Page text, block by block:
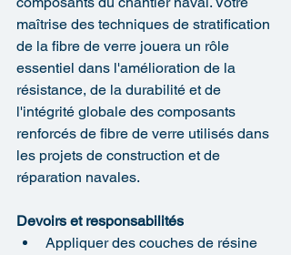
maîtrise des techniques de stratification
de la fibre de verre jouera un rôle
essentiel dans l'amélioration de la
résistance, de la durabilité et de
l'intégrité globale des composants
renforcés de fibre de verre utilisés dans
les projets de construction et de
réparation navales.
Devoirs et responsabilités
Appliquer des couches de résine